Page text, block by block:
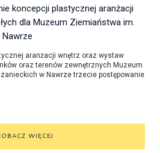
koncepcji plastycznej aranżacji
dla Muzeum Ziemiaństwa im.
aranżacji wnętrz oraz wystaw
oraz terenów zewnętrznych Muzeum
w Nawrze trzecie postępowanie
WIĘCEJ